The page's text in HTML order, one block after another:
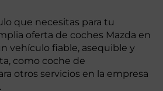
que necesitas para tu
oferta de coches Mazda en
vehículo fiable, asequible y
como coche de
otros servicios en la empresa